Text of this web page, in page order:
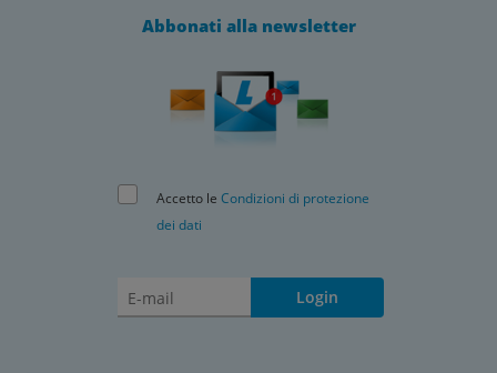
Abbonati alla newsletter
Accetto le Condizioni di protezione
dei dati
Login